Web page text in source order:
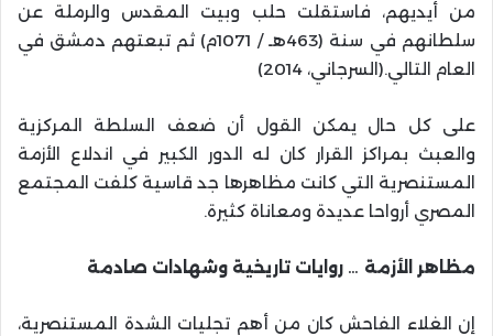
من أيديهم، فاستقلت حلب وبيت المقدس والرملة عن
سلطانهم في سنة (463هـ / 1071م) ثم تبعتهم دمشق في
العام التالي.(السرجاني، 2014)
على كل حال يمكن القول أن ضعف السلطة المركزية
والعبث بمراكز القرار كان له الدور الكبير في اندلاع الأزمة
المستنصرية التي كانت مظاهرها جد قاسية كلفت المجتمع
المصري أرواحا عديدة ومعاناة كثيرة.
مظاهر الأزمة … روايات تاريخية وشهادات صادمة
إن الغلاء الفاحش كان من أهم تجليات الشدة المستنصرية،